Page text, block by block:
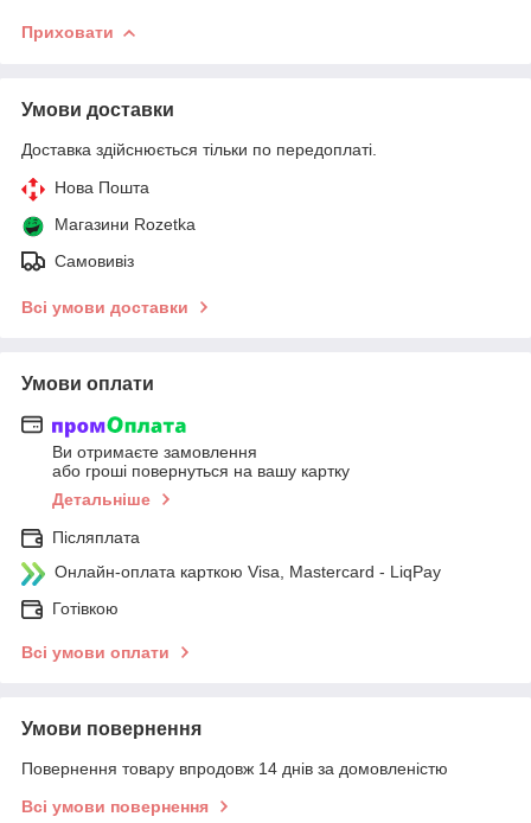
Приховати
Умови доставки
Доставка здійснюється тільки по передоплаті.
Нова Пошта
Магазини Rozetka
Самовивіз
Всі умови доставки
Умови оплати
Ви отримаєте замовлення
або гроші повернуться на вашу картку
Детальніше
Післяплата
Онлайн-оплата карткою Visa, Mastercard - LiqPay
Готівкою
Всі умови оплати
Умови повернення
Повернення товару впродовж 14 днів за домовленістю
Всі умови повернення